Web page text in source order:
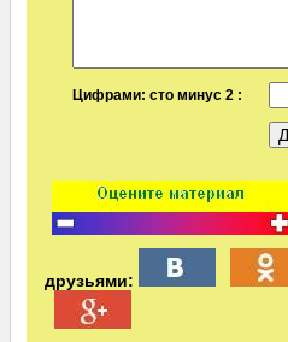
Цифрами: сто минус 2 :
друзьями: